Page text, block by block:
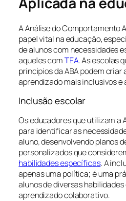
A Análise do Comportamento
papel vital na educação,
de alunos com necessidades
aqueles comTEA. As escolas
princípios da ABA podem criar
aprendizado mais inclusivos e
Inclusão escolar
Os educadores que utilizam a
para identificar as
aluno, desenvolvendo planos
personalizados que
habilidades específicas. A
apenas uma política; é uma
alunos de diversas
aprendizado colaborativo.